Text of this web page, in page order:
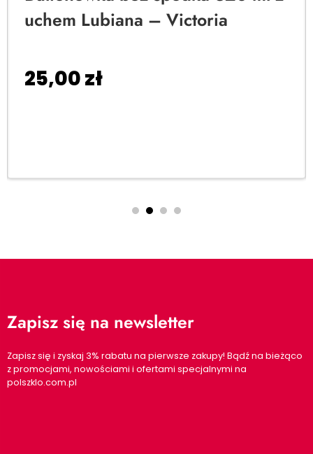
uchem Lubiana – Victoria
25,00zł
Zapisz się na newsletter
Zapisz się i zyskaj 3% rabatu na pierwsze zakupy! Bądź na bieżąco
z promocjami, nowościami i ofertami specjalnymi na
polszklo.com.pl